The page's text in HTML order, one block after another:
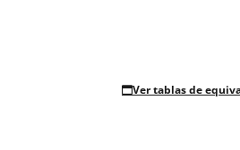
Ver tablas de